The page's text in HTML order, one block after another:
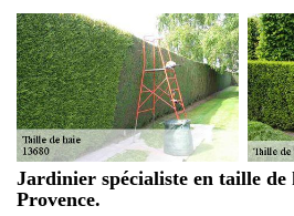
Jardinier spécialiste en taille de
Provence.